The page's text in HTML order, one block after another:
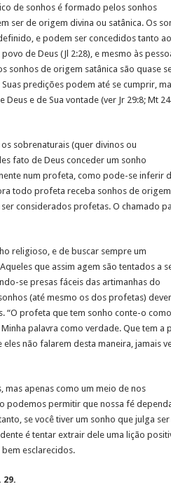
de sonhos é formado pelos sonhos
ser de origem divina ou satânica. Os
e podem ser concedidos tanto
de Deus (Jl 2:28), e mesmo às
sonhos de origem satânica são quase
predições podem até se cumprir,
e de Sua vontade (ver Jr 29:8; Mt
sobrenaturais (quer divinos ou
fato de Deus conceder um sonho
num profeta, como pode-se inferir
todo profeta receba sonhos de origem
considerados profetas. O chamado
religioso, e de buscar sempre um
que assim agem são tentados a
se presas fáceis das artimanhas do
(até mesmo os dos profetas)
“O profeta que tem sonho conte-o como
palavra como verdade. Que tem a
eles não falarem desta maneira, jamais
mas apenas como um meio de nos
podemos permitir que nossa fé
se você tiver um sonho que julga
é tentar extrair dele uma lição
esclarecidos.